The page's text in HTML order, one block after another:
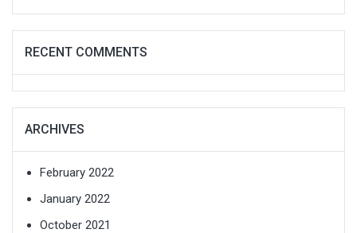
RECENT COMMENTS
ARCHIVES
February 2022
January 2022
October 2021